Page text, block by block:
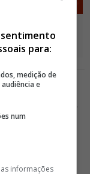
RUI COSTA
volta a fazer
após início
para:
medição de
e
num
informações